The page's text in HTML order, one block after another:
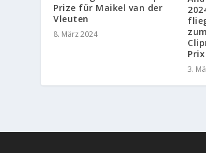
Prize für Maikel van der
Vleuten
8. März 2024
Prix
3.